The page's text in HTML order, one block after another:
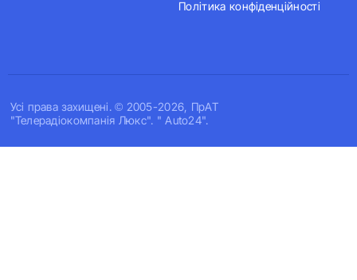
Усi права захищенi. © 2005-2026, ПрАТ
"Телерадіокомпанія Люкс". " Auto24".
Політика конфіденційності